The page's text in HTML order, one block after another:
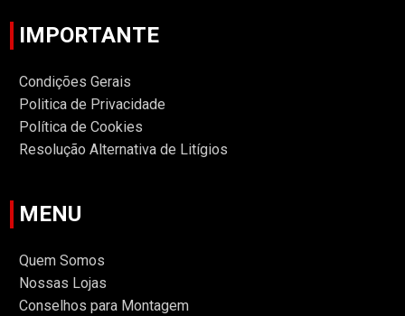
IMPORTANTE
Condições Gerais
Politica de Privacidade
Política de Cookies
Resolução Alternativa de Litígios
MENU
Quem Somos
Nossas Lojas
Conselhos para Montagem